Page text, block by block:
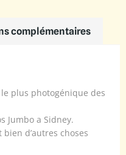
complémentaires
plus photogénique des
Jumbo a Sidney.
d’autres choses